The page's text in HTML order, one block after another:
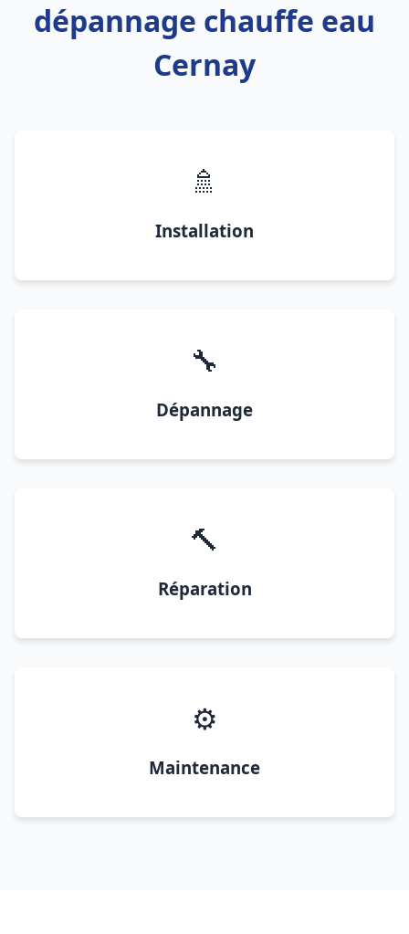
dépannage chauffe eau
Cernay
🚿
Installation
🔧
Dépannage
🔨
Réparation
⚙️
Maintenance